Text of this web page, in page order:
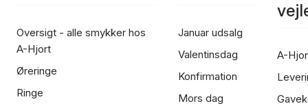
Oversigt - alle smykker hos
A-Hjort
Øreringe
Ringe
Januar udsalg
Valentinsdag
Konfirmation
Mors dag
A-